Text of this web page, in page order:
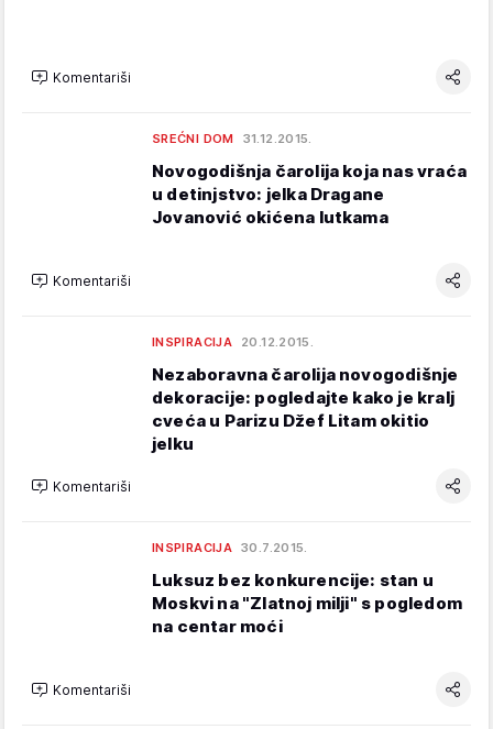
Komentariši
SREĆNI DOM 31.12.2015.
Novogodišnja čarolija koja nas vraća
u detinjstvo: jelka Dragane
Jovanović okićena lutkama
Komentariši
INSPIRACIJA 20.12.2015.
Nezaboravna čarolija novogodišnje
dekoracije: pogledajte kako je kralj
cveća u Parizu Džef Litam okitio
jelku
Komentariši
INSPIRACIJA 30.7.2015.
Luksuz bez konkurencije: stan u
Moskvi na "Zlatnoj milji" s pogledom
na centar moći
Komentariši